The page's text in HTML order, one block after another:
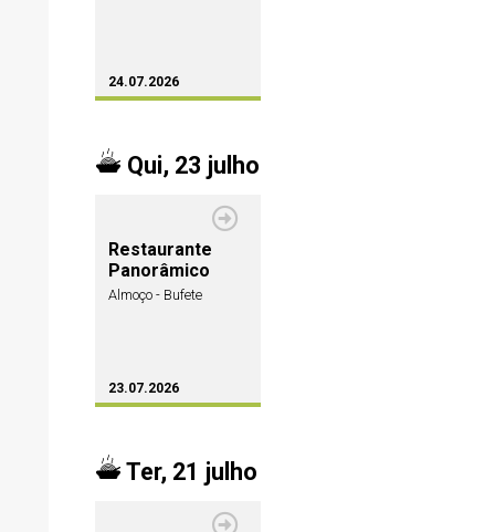
24.07.2026
Qui, 23 julho
Restaurante
Panorâmico
Almoço - Bufete
23.07.2026
Ter, 21 julho